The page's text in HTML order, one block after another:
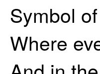
Symbol
Where